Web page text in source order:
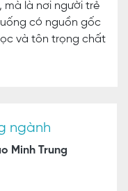
mà là nơi người trẻ
có nguồn gốc
và tôn trọng chất
ngành
Minh Trung